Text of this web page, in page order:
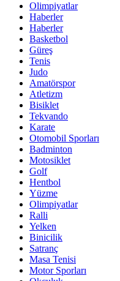
Olimpiyatlar
Haberler
Haberler
Basketbol
Güreş
Tenis
Judo
Amatörspor
Atletizm
Bisiklet
Tekvando
Karate
Otomobil Sporları
Badminton
Motosiklet
Golf
Hentbol
Yüzme
Olimpiyatlar
Ralli
Yelken
Binicilik
Satranç
Masa Tenisi
Motor Sporları